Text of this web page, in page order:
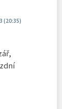
(20:35)